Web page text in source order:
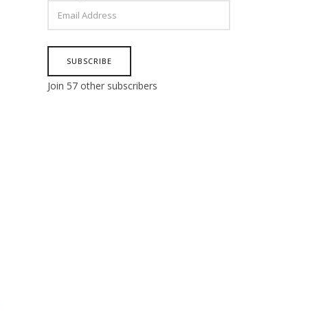
ADDRESS
SUBSCRIBE
Join 57 other subscribers